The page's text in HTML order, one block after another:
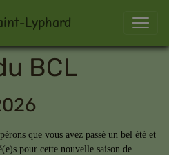
Lyphard
BCL
que vous avez passé un bel été et
pour cette nouvelle saison de